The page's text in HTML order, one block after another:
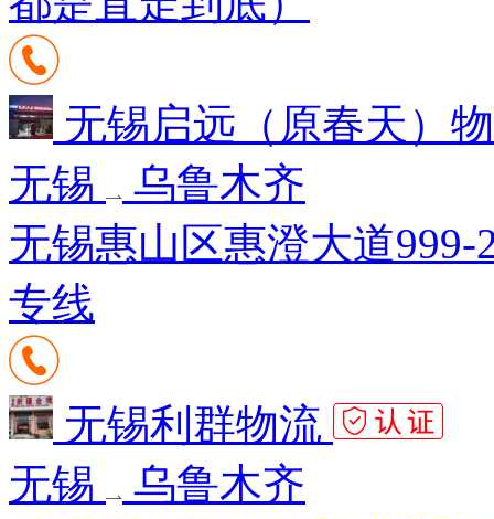
无锡启远（原春天）
无锡
乌鲁木齐
无锡惠山区惠澄大道
专线
无锡利群物流
无锡
乌鲁木齐